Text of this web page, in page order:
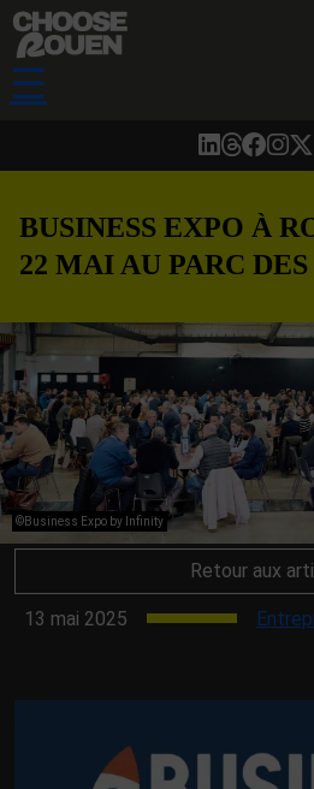
☰
BUSINESS EXPO À
22 MAI AU PARC
©Business Expo by Infinity
Retour aux
13 mai 2025